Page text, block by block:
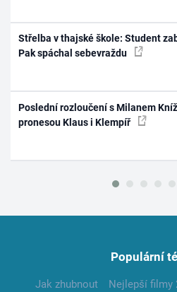
Střelba v thajské škole: Student
Pak spáchal sebevraždu
Poslední rozloučení s Milanem
pronesou Klaus i Klempíř
Populární
Jak zhubnout Nejlepší filmy